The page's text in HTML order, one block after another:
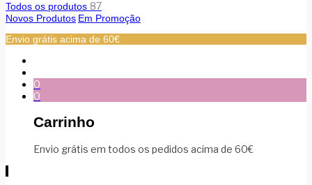
Todos os produtos 87
Novos Produtos Em Promoção
Envio grátis acima de 60€
0
0
Carrinho
Envio grátis em todos os pedidos acima de 60€